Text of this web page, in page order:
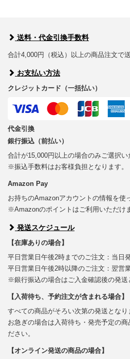
送料・代金引換手数料
合計4,000円（税込）以上の商品注文で
お支払い方法
クレジットカード（一括払い）
代金引換
銀行振込（前払い）
合計が15,000円以上の場合のみご選択い
※振込手数料はお客様負担となります。
Amazon Pay
お持ちのAmazonアカウントの情報を使
※Amazonのポイントはご利用いただけ
発送スケジュール
【在庫ありの場合】
平日営業日午後2時までのご注文：当日
平日営業日午後2時以降のご注文：翌営
※銀行振込の場合はご入金確認後の発送
【入荷待ち、予約注文が含まれる場合】
すべての商品がそろい次第の発送となり
お急ぎの場合は入荷待ち・発売予定の
ださい。
【オンライン発送の商品の場合】